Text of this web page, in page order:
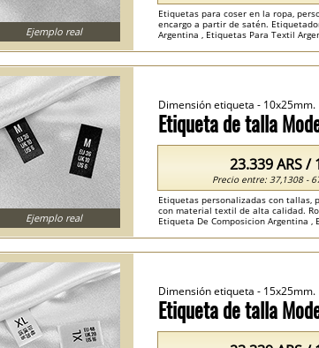
Etiquetas para coser en la ropa,
encargo a partir de satén.
Argentina , Etiquetas Para Textil
Ejemplo real
Etiqueta de talla
Dimensión etiqueta - 10x25mm.
Etiquetas personalizadas con tallas,
con material textil de alta calidad.
Etiqueta De Composicion Argentina ,
23.339 ARS /
Precio entre: 37,1308 -
Ejemplo real
Etiqueta de talla
Dimensión etiqueta - 15x25mm.